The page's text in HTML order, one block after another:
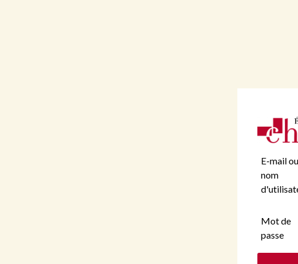
E-mail ou
nom
Mot de
passe